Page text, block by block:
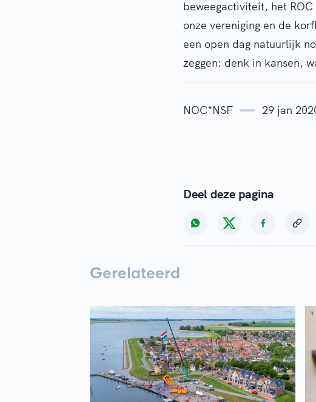
beweegactiviteit, het
onze vereniging en de
een open dag natuurlijk
zeggen: denk in kansen,
NOC*NSF 29 jan
Deel deze pagina
Gerelateerd